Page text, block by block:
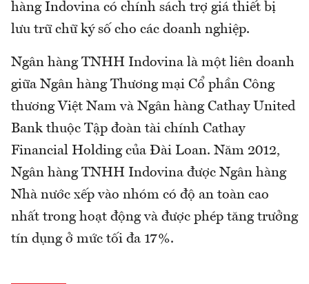
hàng Indovina có chính sách trợ giá thiết bị
lưu trữ chữ ký số cho các doanh nghiệp.
Ngân hàng TNHH Indovina là một liên doanh
giữa Ngân hàng Thương mại Cổ phần Công
thương Việt Nam và Ngân hàng Cathay United
Bank thuộc Tập đoàn tài chính Cathay
Financial Holding của Đài Loan. Năm 2012,
Ngân hàng TNHH Indovina được Ngân hàng
Nhà nước xếp vào nhóm có độ an toàn cao
nhất trong hoạt động và được phép tăng trưởng
tín dụng ở mức tối đa 17%.